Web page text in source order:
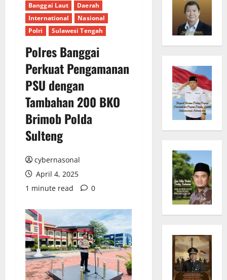
Banggai Laut
Daerah
International
Nasional
Polri
Sulawesi Tengah
Polres Banggai
Perkuat Pengamanan
PSU dengan
Tambahan 200 BKO
Brimob Polda
Sulteng
cybernasonal
April 4, 2025
1 minute read
0